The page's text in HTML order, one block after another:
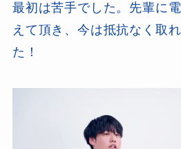
最初は苦手でした。先輩に
えて頂き、今は抵抗なく取
た！